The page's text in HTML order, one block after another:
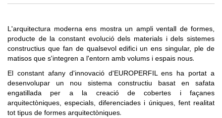
L'arquitectura moderna ens mostra un ampli ventall de formes,
producte de la constant evolució dels materials i dels sistemes
constructius que fan de qualsevol edifici un ens singular, ple de
matisos que s'integren a l'entorn amb volums i espais nous.
El constant afany d'innovació d'EUROPERFIL ens ha portat a
desenvolupar un nou sistema constructiu basat en safata
engatillada per a la creació de cobertes i façanes
arquitectòniques, especials, diferenciades i úniques, fent realitat
tot tipus de formes arquitectòniques.